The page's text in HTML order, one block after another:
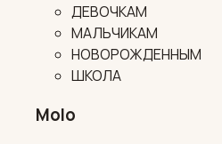
ДЕВОЧКАМ
МАЛЬЧИКАМ
НОВОРОЖДЕННЫМ
ШКОЛА
Molo